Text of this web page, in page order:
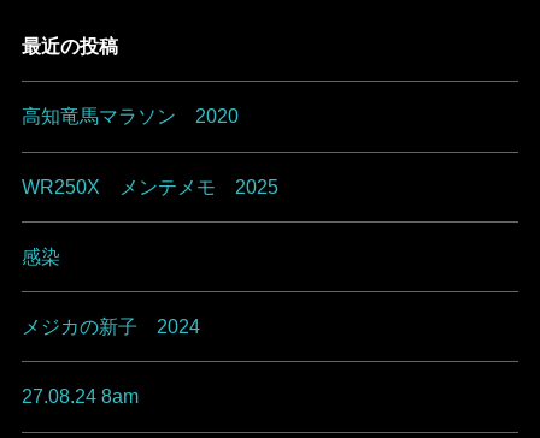
最近の投稿
高知竜馬マラソン 2020
WR250X メンテメモ 2025
感染
メジカの新子 2024
27.08.24 8am